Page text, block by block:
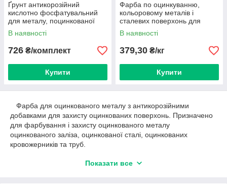
Ґрунт антикорозійний
кислотно фосфатувальний
для металу, поцинкованої
сталі, алюмінію, міді
В наявності
726 ₴/комплект
Купити
Фарба по оцинкуванню,
кольоровому металів і
сталевих поверхонь для
фарба з оцинкованої дахів
В наявності
379,30 ₴/кг
Купити
Фарба для оцинкованого металу з антикорозійними
добавками для захисту оцинкованих поверхонь. Призначено
для фарбування і захисту оцинкованого металу
оцинкованого заліза, оцинкованої сталі, оцинкованих
кровожерників та труб.
фарбування оцинкованих, а також інших Для великої служби
Показати все